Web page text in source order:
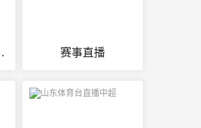
直播 赛事直播